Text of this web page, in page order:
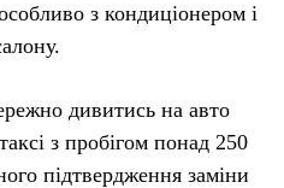
з кондиціонером і
дивитись на авто
з пробігом понад 250
підтвердження заміни